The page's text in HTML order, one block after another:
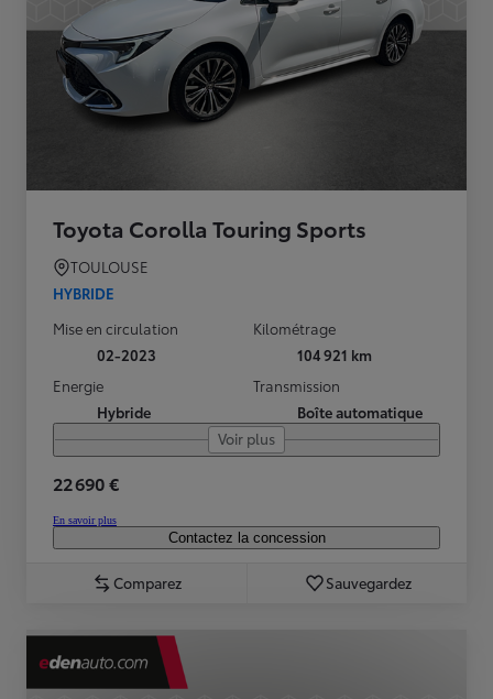
Toyota Corolla Touring Sports
TOULOUSE
HYBRIDE
Mise en circulation
02-2023
Kilométrage
104 921 km
Energie
Hybride
Transmission
Boîte automatique
Voir plus
22 690 €
En savoir plus
Contactez la concession
Comparez Sauvegardez